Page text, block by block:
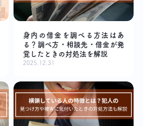
身内の借金を調べる方法はあ
る？調べ方・相談先・借金が発
覚したときの対処法を解説
2025.12.31